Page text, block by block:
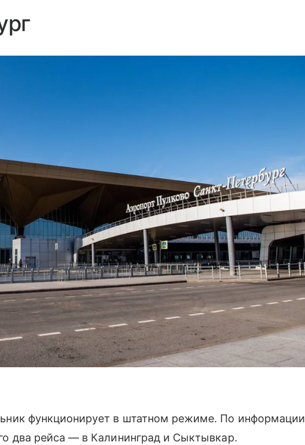
функционирует в штатном режиме. По информации
два рейса — в Калининград и Сыктывкар.